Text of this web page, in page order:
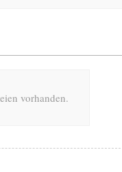
vorhanden.